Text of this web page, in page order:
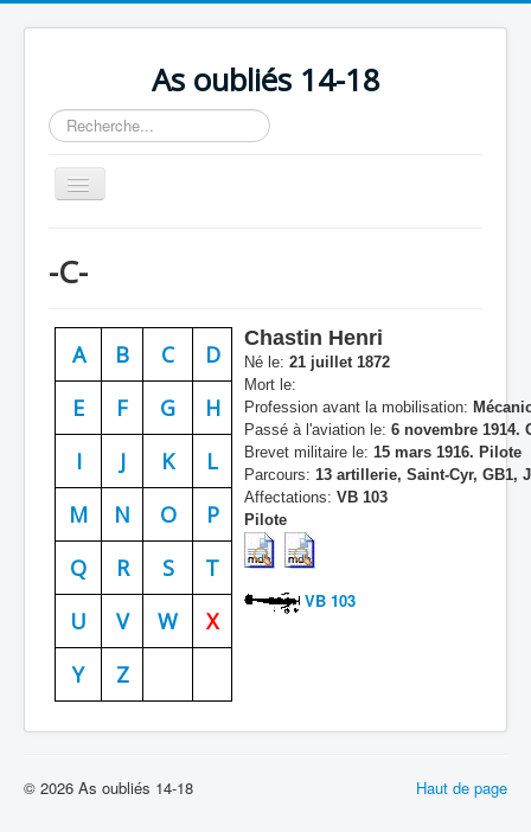
As oubliés 14-18
Rechercher
Basculer
la
Chronologie
Escadrilles
Organisation
Avions
Formation
Doctrines
Batailles
Cahiers des As
-C-
A B C
D
E
F G
H
I
J K
L
M
N O
P
Q
R S
T
U
V W
X
Y
Z
Chastin Henri
Né le: 21 juillet 1872
Mort le:
Profession avant la mobilisation:
Passé à l'aviation le: 6 novembre 1914.
Brevet militaire le: 15 mars 1916. Pilote
Parcours: 13 artillerie, Saint-Cyr, GB1,
Affectations: VB 103
Pilote
VB 103
Haut de page
© 2026 As oubliés 14-18